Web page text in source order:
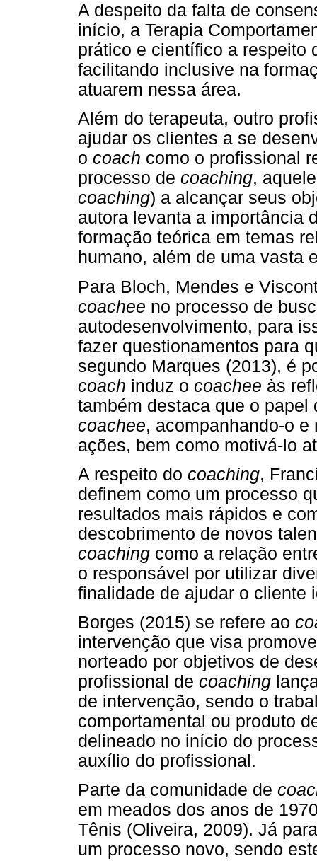
A despeito da falta de
início, a Terapia
prático e científico a respeito
facilitando inclusive na
atuarem nessa área.
Além do terapeuta, outro
ajudar os clientes a se
o coach como o profissional
processo de coaching,
coaching) a alcançar seus
autora levanta a importância
formação teórica em temas
humano, além de uma vasta
Para Bloch, Mendes e
coachee no processo de
autodesenvolvimento, para
fazer questionamentos para
segundo Marques (2013), é
coach induz o coachee às
também destaca que o
coachee, acompanhando-o
ações, bem como motivá-lo
A respeito do coaching,
definem como um processo
resultados mais rápidos e
descobrimento de novos
coaching como a relação
o responsável por utilizar
finalidade de ajudar o cliente
Borges (2015) se refere ao
intervenção que visa
norteado por objetivos de
profissional de coaching
de intervenção, sendo o
comportamental ou produto
delineado no início do
auxílio do profissional.
Parte da comunidade de
em meados dos anos de
Tênis (Oliveira, 2009). Já
um processo novo, sendo